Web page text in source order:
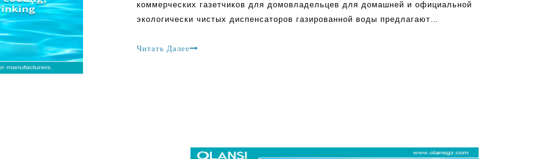
коммерческих газетчиков для домовладельцев для домашней и официальной
экологически чистых диспенсаторов газированной воды предлагают
превосходную гидратацию с энтузиазмом газированной воды, способствуя
Читать Далее